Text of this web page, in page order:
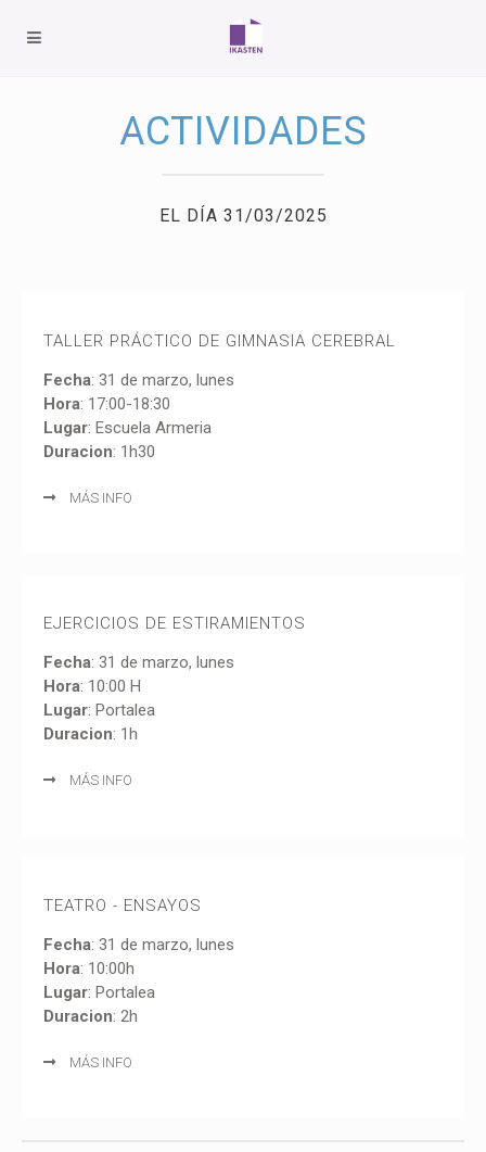
ACTIVIDADES
EL DÍA 31/03/2025
TALLER PRÁCTICO DE GIMNASIA CEREBRAL
Fecha: 31 de marzo, lunes
Hora: 17:00-18:30
Lugar: Escuela Armeria
Duracion: 1h30
MÁS INFO
EJERCICIOS DE ESTIRAMIENTOS
Fecha: 31 de marzo, lunes
Hora: 10:00 H
Lugar: Portalea
Duracion: 1h
MÁS INFO
TEATRO - ENSAYOS
Fecha: 31 de marzo, lunes
Hora: 10:00h
Lugar: Portalea
Duracion: 2h
MÁS INFO